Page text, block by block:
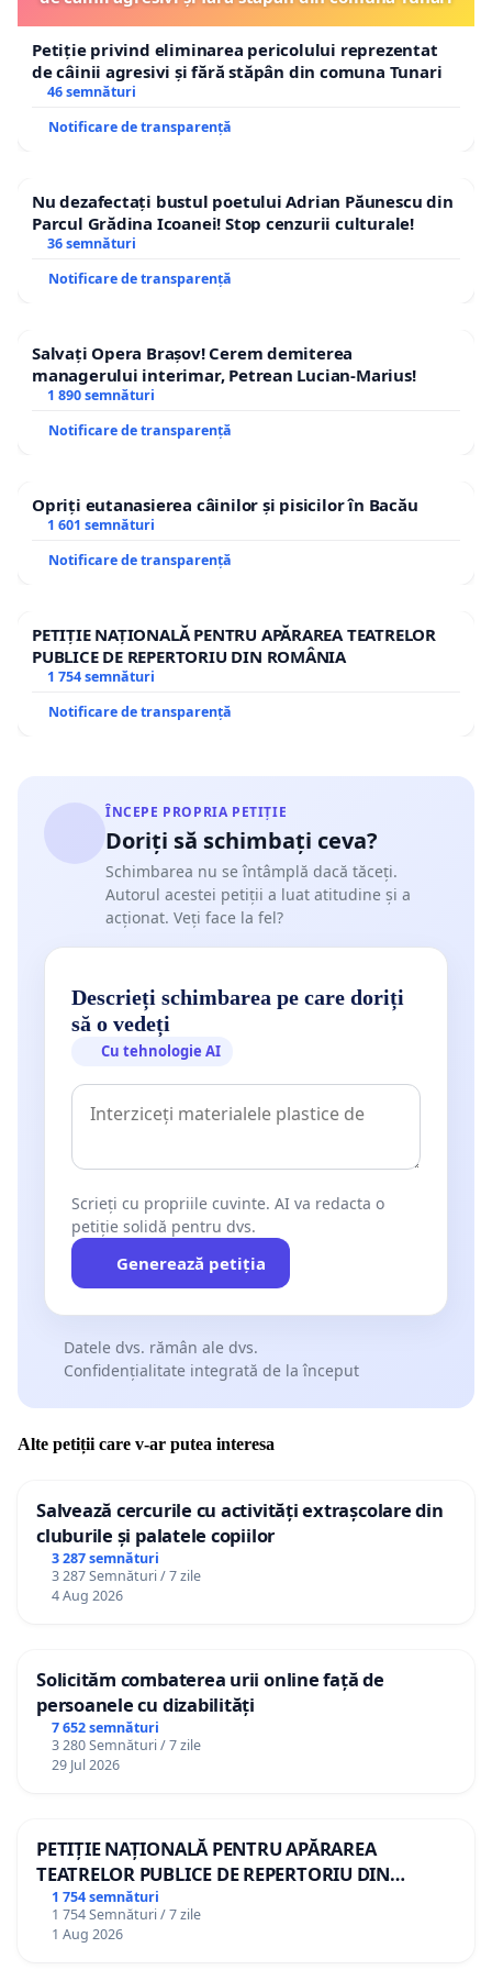
blasfemii credinţei creştine a întregii comunităţi
ortodoxe din România.
Iar tuturor fraţilor şi surorilor întru Domnul vă solicităm
mai mare, mai ales că până în prezent zeci de asociaţii
se impune chiar cererea în instanţă a desfiinţării ASUR
ca asociaţie.
Petiție privind eliminarea pericolului reprezentat
de câinii agresivi și fără stăpân din comuna Tunari
46 semnături
Notificare de transparență
Nu dezafectați bustul poetului Adrian Păunescu din
Parcul Grădina Icoanei! Stop cenzurii culturale!
36 semnături
Notificare de transparență
Salvați Opera Brașov! Cerem demiterea
managerului interimar, Petrean Lucian-Marius!
1 890 semnături
Notificare de transparență
Opriți eutanasierea câinilor și pisicilor în Bacău
1 601 semnături
Notificare de transparență
PETIȚIE NAȚIONALĂ PENTRU APĂRAREA TEATRELOR
PUBLICE DE REPERTORIU DIN ROMÂNIA
1 754 semnături
Notificare de transparență
ÎNCEPE PROPRIA PETIȚIE
Doriți să schimbați ceva?
Schimbarea nu se întâmplă dacă tăceți.
Autorul acestei petiții a luat atitudine și a
acționat. Veți face la fel?
Descrieți schimbarea pe care doriți
să o vedeți
Cu tehnologie AI
Scrieți cu propriile cuvinte. AI va redacta o
petiție solidă pentru dvs.
Generează petiția
Datele dvs. rămân ale dvs.
Confidențialitate integrată de la început
Alte petiții care v-ar putea interesa
Salvează cercurile cu activități extrașcolare din
cluburile și palatele copiilor
3 287 semnături
3 287 Semnături / 7 zile
4 Aug 2026
Solicităm combaterea urii online față de
persoanele cu dizabilități
7 652 semnături
3 280 Semnături / 7 zile
29 Jul 2026
PETIȚIE NAȚIONALĂ PENTRU APĂRAREA
TEATRELOR PUBLICE DE REPERTORIU DIN
ROMÂNIA
1 754 semnături
1 754 Semnături / 7 zile
1 Aug 2026